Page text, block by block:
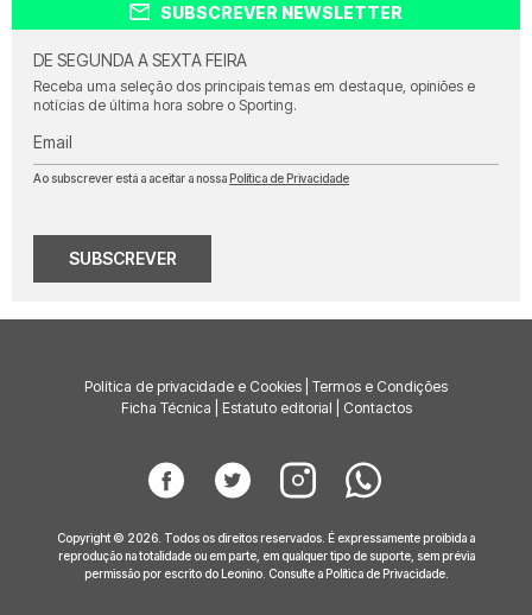
SUBSCREVER NEWSLETTER
DE SEGUNDA A SEXTA FEIRA
Receba uma seleção dos principais temas em destaque, opiniões e
notícias de última hora sobre o Sporting.
Email
Ao subscrever está a aceitar a nossa Política de Privacidade
SUBSCREVER
Política de privacidade e Cookies Termos e Condições
Ficha Técnica
Estatuto editorial Contactos
Copyright © 2026. Todos os direitos reservados. É expressamente proibida a
reprodução na totalidade ou em parte, em qualquer tipo de suporte, sem prévia
permissão por escrito do Leonino. Consulte a Política de Privacidade.